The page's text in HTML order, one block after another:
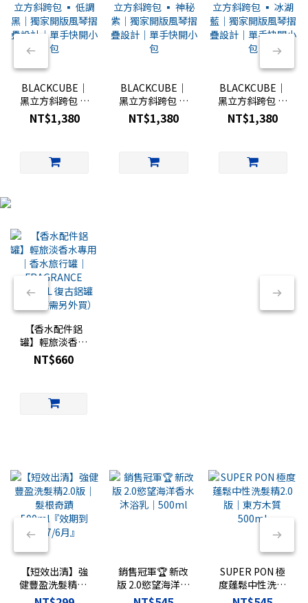
BLACKCUBE｜
黑立方斜跨包 ▪︎
低調黑｜獨家開
版風琴摺疊設計
NT$1,380
BLACKCUBE｜
黑立方斜跨包 ▪︎
神秘紫｜獨家開
版風琴摺疊設計
NT$1,380
BLACKCUBE｜
黑立方斜跨包 ▪︎
冰湖藍｜獨家開
版風琴摺疊設計
NT$1,380
【香水配件鋁
罐】輕旅淡香水
專用｜香水旅行
罐｜
罐（玻璃罐需另
NT$660
【短效出清】強
健豐盈洗髮精2.0
版｜髮根奇蹟
銷售冠軍🏆 新改
版 2.0慾望海洋香
水沐浴乳｜
SUPER PON 極
度蓬鬆中性洗髮
精2.0版｜東方木